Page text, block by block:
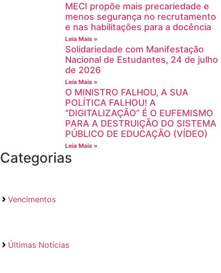
MECI propõe mais precariedade e
menos segurança no recrutamento
e nas habilitações para a docência
Leia Mais »
Solidariedade com Manifestação
Nacional de Estudantes, 24 de julho
de 2026
Leia Mais »
O MINISTRO FALHOU, A SUA
POLÍTICA FALHOU! A
“DIGITALIZAÇÃO” É O EUFEMISMO
PARA A DESTRUIÇÃO DO SISTEMA
PÚBLICO DE EDUCAÇÃO (VÍDEO)
Leia Mais »
Categorias
Vencimentos
Últimas Notícias